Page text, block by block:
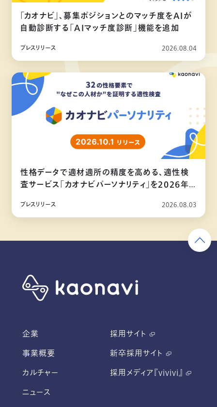
「カオナビ」、募集ポジションとのマッチ度をAIが
自動診断する「AIマッチ度診断」機能を追加
プレスリリース 2026.08.04
性格データで適材適所の精度を高める、適性検
査サービス「カオナビパーソナリティ」を2026年
プレスリリース 2026.08.03
企業
事業概要
カルチャー
ニュース
採用サイト
新卒採用サイト
採用メディア『vivivi』